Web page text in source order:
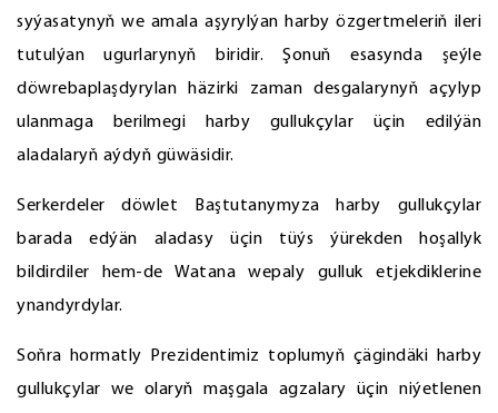
syýasatynyň we amala aşyrylýan harby özgertmeleriň ileri
tutulýan ugurlarynyň biridir. Şonuň esasynda şeýle
döwrebaplaşdyrylan häzirki zaman desgalarynyň açylyp
ulanmaga berilmegi harby gullukçylar üçin edilýän
aladalaryň aýdyň güwäsidir.
Serkerdeler döwlet Baştutanymyza harby gullukçylar
barada edýän aladasy üçin tüýs ýürekden hoşallyk
bildirdiler hem-de Watana wepaly gulluk etjekdiklerine
ynandyrdylar.
Soňra hormatly Prezidentimiz toplumyň çägindäki harby
gullukçylar we olaryň maşgala agzalary üçin niýetlenen